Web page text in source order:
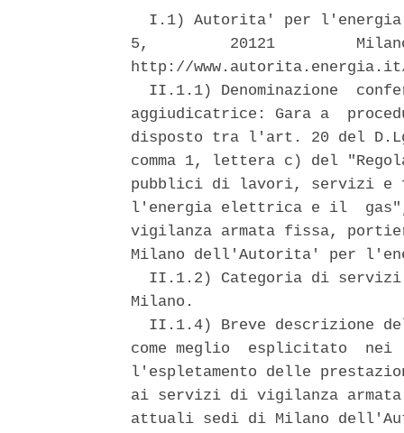
I.1) Autorita' per
5,         20121
http://
II.1.1) Denominazione
aggiudicatrice: Gara a
disposto tra l'art. 20 del
comma 1, lettera c) del
pubblici di lavori, servizi
l'energia elettrica e il
vigilanza armata fissa,
Milano dell'Autorita' per
II.1.2) Categoria di
Milano.
II.1.4) Breve descrizione
come meglio  esplicitato
l'espletamento delle
ai servizi di vigilanza
attuali sedi di Milano